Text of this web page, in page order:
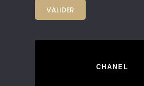
CHANEL